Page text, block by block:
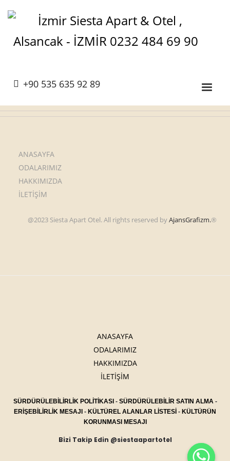
+90 535 635 92 89
ANASAYFA
ODALARIMIZ
HAKKIMIZDA
İLETİŞİM
@2023 Siesta Apart Otel. All rights reserved byAjansGrafizm.®
ANASAYFA
ODALARIMIZ
HAKKIMIZDA
İLETİŞİM
SÜRDÜRÜLEBİLİRLİK POLİTİKASI - SÜRDÜRÜLEBİLİR SATIN ALMA -
ERİŞEBİLİRLİK MESAJI - KÜLTÜREL ALANLAR LİSTESİ - KÜLTÜRÜN
KORUNMASI MESAJI
Bizi Takip Edin @siestaapartotel